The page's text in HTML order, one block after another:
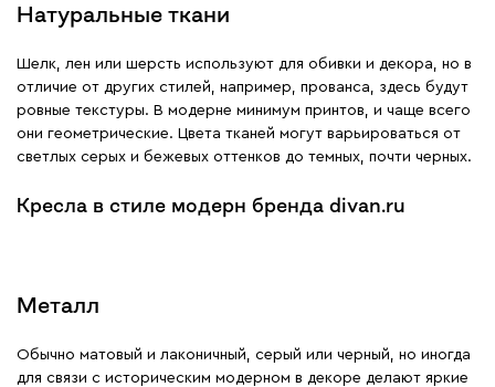
Натуральные ткани
Шелк, лен или шерсть используют для обивки и декора, но в
отличие от других стилей, например, прованса, здесь будут
ровные текстуры. В модерне минимум принтов, и чаще всего
они геометрические. Цвета тканей могут варьироваться от
светлых серых и бежевых оттенков до темных, почти черных.
Кресла в стиле модерн бренда divan.ru
Металл
Обычно матовый и лаконичный, серый или черный, но иногда
для связи с историческим модерном в декоре делают яркие